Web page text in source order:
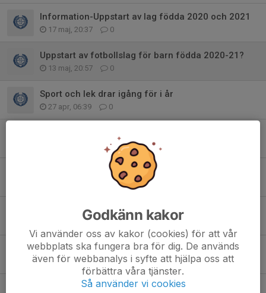
Information-Uppstart av lag födda 2020 och 2021
17 maj, 20:37 0
Uppstart av fotbollslag för barn födda 2020-21?
13 maj, 20:57 0
Sport och lek drar igång för i år
27 apr, 06:39 0
0
Sport och lek startar igen 12 augusti
Sommaruppehåll sport och lek
23 jun 2025 0
Sport och lek
4 maj 2025 0
Sport och Lek- nu startar vi en fotbollsgrupp
Godkänn kakor
Vi använder oss av kakor (cookies) för att vår
webbplats ska fungera bra för dig. De används
även för webbanalys i syfte att hjälpa oss att
förbättra våra tjänster.
Så använder vi cookies